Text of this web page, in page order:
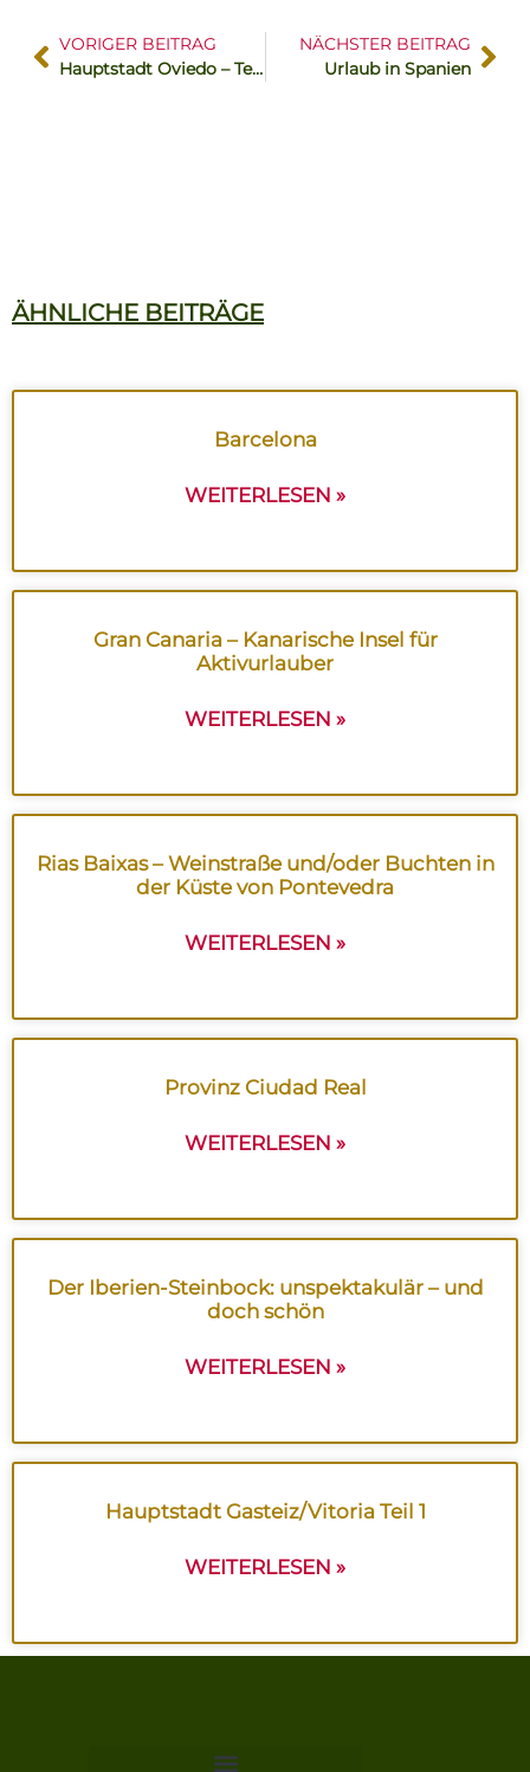
VORIGER BEITRAG
Hauptstadt Oviedo – Teil 2
NÄCHSTER BEITRAG
Urlaub in Spanien
ÄHNLICHE BEITRÄGE
Barcelona
WEITERLESEN »
Gran Canaria – Kanarische Insel für
Aktivurlauber
WEITERLESEN »
Rias Baixas – Weinstraße und/oder Buchten in
der Küste von Pontevedra
WEITERLESEN »
Provinz Ciudad Real
WEITERLESEN »
Der Iberien-Steinbock: unspektakulär – und
doch schön
WEITERLESEN »
Hauptstadt Gasteiz/Vitoria Teil 1
WEITERLESEN »